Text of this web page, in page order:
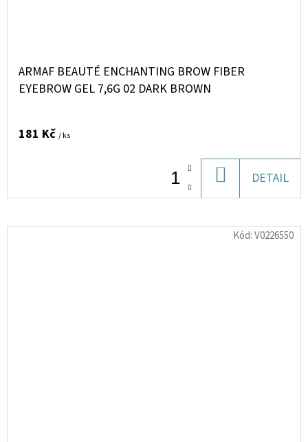
ARMAF BEAUTÉ ENCHANTING BROW FIBER
EYEBROW GEL 7,6G 02 DARK BROWN
181 Kč / ks
KOŠÍKU
DETAIL
Kód:V0226550